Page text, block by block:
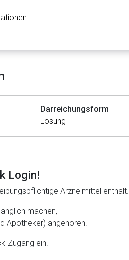
Darreichungsform
Lösung
Login!
Arzneimittel enthält.
machen,
Apotheker) angehören.
Zugang ein!
Seite ist deren